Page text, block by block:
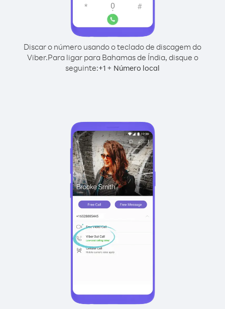
Discar o número usando o teclado de discagem do
Viber.Para ligar para Bahamas de Índia, disque o
seguinte:+1 + Número local